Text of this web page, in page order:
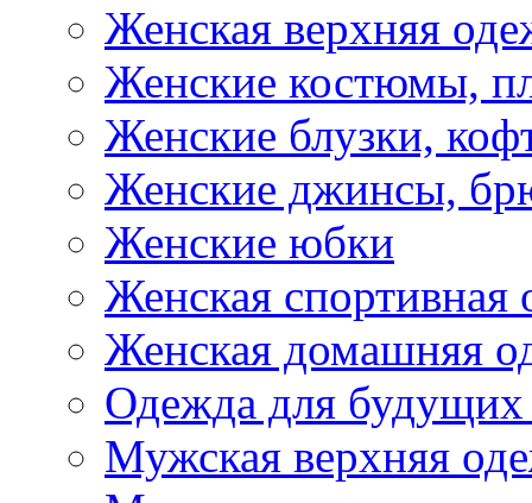
Женская верхняя
Женские костюмы,
Женские блузки,
Женские джинсы,
Женские юбки
Женская спортивная
Женская домашняя
Одежда для
Мужская верхняя